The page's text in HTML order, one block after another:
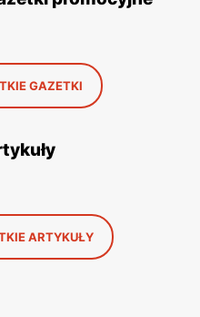
GAZETKI
ARTYKUŁY